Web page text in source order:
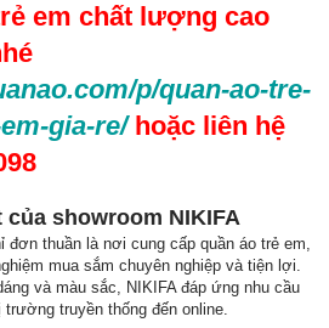
em chất lượng cao
p/quan-ao-tre-
gia-re/ hoặc liên hệ
showroom NIKIFA
đơn thuần là nơi cung cấp quần áo trẻ em,
mua sắm chuyên nghiệp và tiện lợi.
và màu sắc, NIKIFA đáp ứng nhu cầu
truyền thống đến online.